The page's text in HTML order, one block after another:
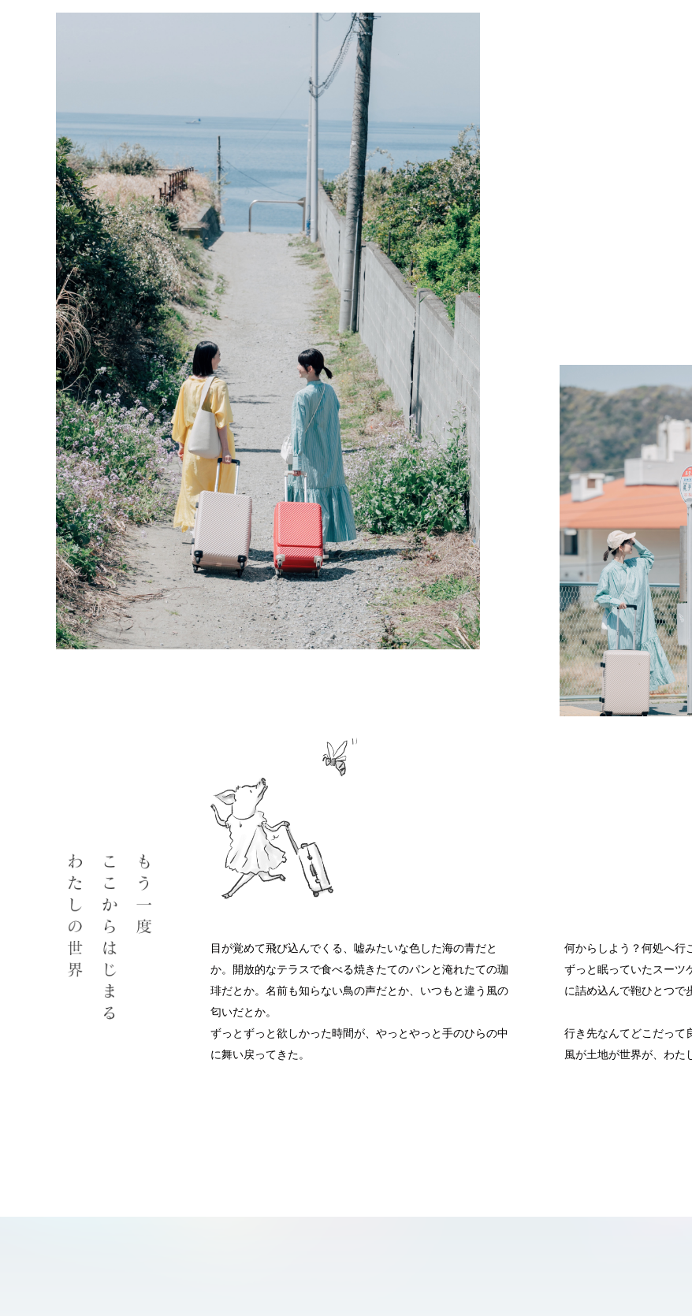
目が覚めて飛び込んでくる、嘘みたいな色した海の青だと
か。開放的なテラスで食べる焼きたてのパンと淹れたての珈
琲だとか。名前も知らない鳥の声だとか、いつもと違う風の
匂いだとか。
ずっとずっと欲しかった時間が、やっとやっと手のひらの中
に舞い戻ってきた。
何からしよう？何処へ行
ずっと眠っていたスーツ
に詰め込んで鞄ひとつで
行き先なんてどこだって
風が土地が世界が、わた